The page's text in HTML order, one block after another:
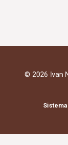
© 2026 Ivan